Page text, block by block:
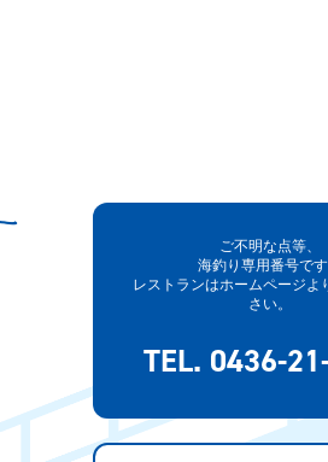
ご不明な点等、
海釣り専用番号です
レストランはホームページよ
さい。
TEL. 0436-